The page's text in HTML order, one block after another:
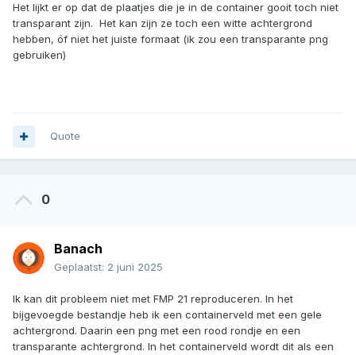
Het lijkt er op dat de plaatjes die je in de container gooit toch niet
transparant zijn. Het kan zijn ze toch een witte achtergrond
hebben, óf niet het juiste formaat (ik zou een transparante png
gebruiken)
Quote
0
Banach
Geplaatst: 2 juni 2025
Ik kan dit probleem niet met FMP 21 reproduceren. In het
bijgevoegde bestandje heb ik een containerveld met een gele
achtergrond. Daarin een png met een rood rondje en een
transparante achtergrond. In het containerveld wordt dit als een